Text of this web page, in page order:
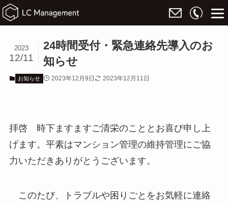
24時間受付・緊急連絡先導入のお
知らせ
2023
12/11
お知らせ 2023年12月9日 2023年12月11日
拝啓 時下ますますご清栄のこととお喜び申し上
げます。平素はマンション管理の維持管理にご協
力いただきありがとうございます。
このたび、トラブルや困りごとをお気軽に連絡